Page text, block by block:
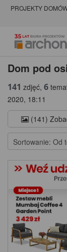
PROJEKTY
Dom pod
141 zdjęć, 6
2020, 18:11
(141)